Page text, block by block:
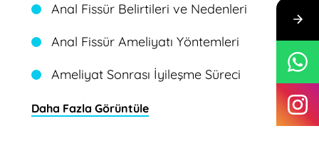
Anal Fissür Belirtileri ve Nedenleri
Anal Fissür Ameliyatı Yöntemleri
Ameliyat Sonrası İyileşme Süreci
Daha Fazla Görüntüle